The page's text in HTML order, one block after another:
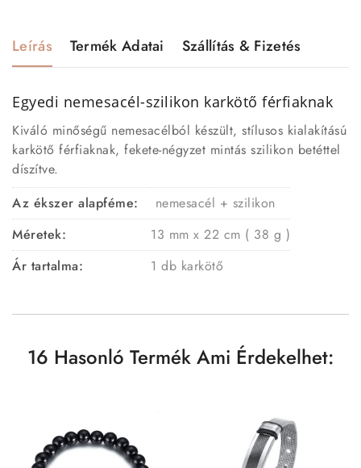
Leírás Termék Adatai Szállítás & Fizetés
Egyedi nemesacél-szilikon karkötő férfiaknak
Kiváló minőségű nemesacélból készült, stílusos kialakítású
karkötő férfiaknak, fekete-négyzet mintás szilikon betéttel
díszítve.
Az ékszer alapféme:
nemesacél + szilikon
Méretek:
13 mm x 22 cm ( 38 g )
Ár tartalma:
1 db karkötő
16 Hasonló Termék Ami Érdekelhet: